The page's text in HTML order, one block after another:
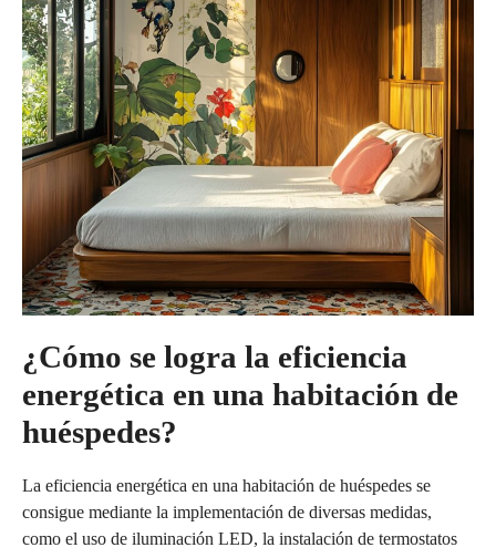
¿Cómo se logra la eficiencia
energética en una habitación de
huéspedes?
La eficiencia energética en una habitación de huéspedes se
consigue mediante la implementación de diversas medidas,
como el uso de iluminación LED, la instalación de termostatos